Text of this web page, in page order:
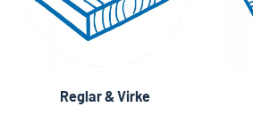
Reglar & Virke